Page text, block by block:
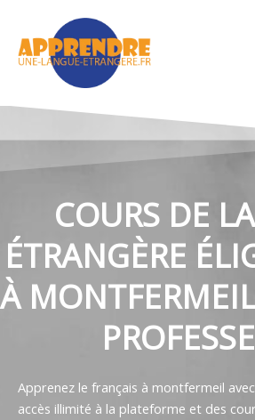
contenu
COURS DE
ÉTRANGÈRE
À
Apprenez le français à montfermeil
accès illimité à la plateforme et des